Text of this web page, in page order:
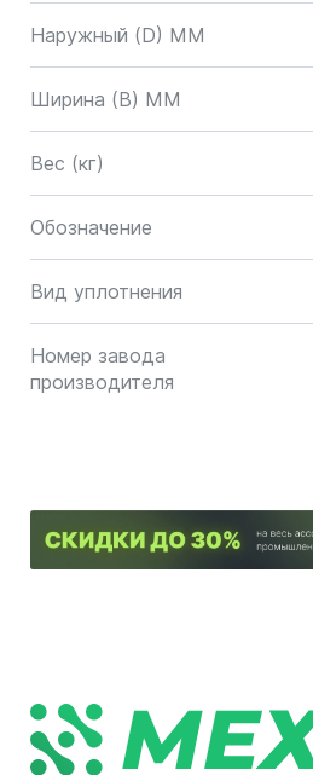
Наружный (D) ММ
Ширина (B) MM
Вес (кг)
Обозначение
Вид уплотнения
Номер завода
производителя